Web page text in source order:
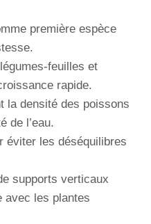
première espèce
feuilles et
rapide.
la densité des poissons
de l’eau.
éviter les déséquilibres
supports verticaux
avec les plantes